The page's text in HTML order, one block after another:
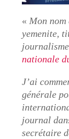
« Mon
yemenite,
nationale
J’ai
générale
journal
secrétaire